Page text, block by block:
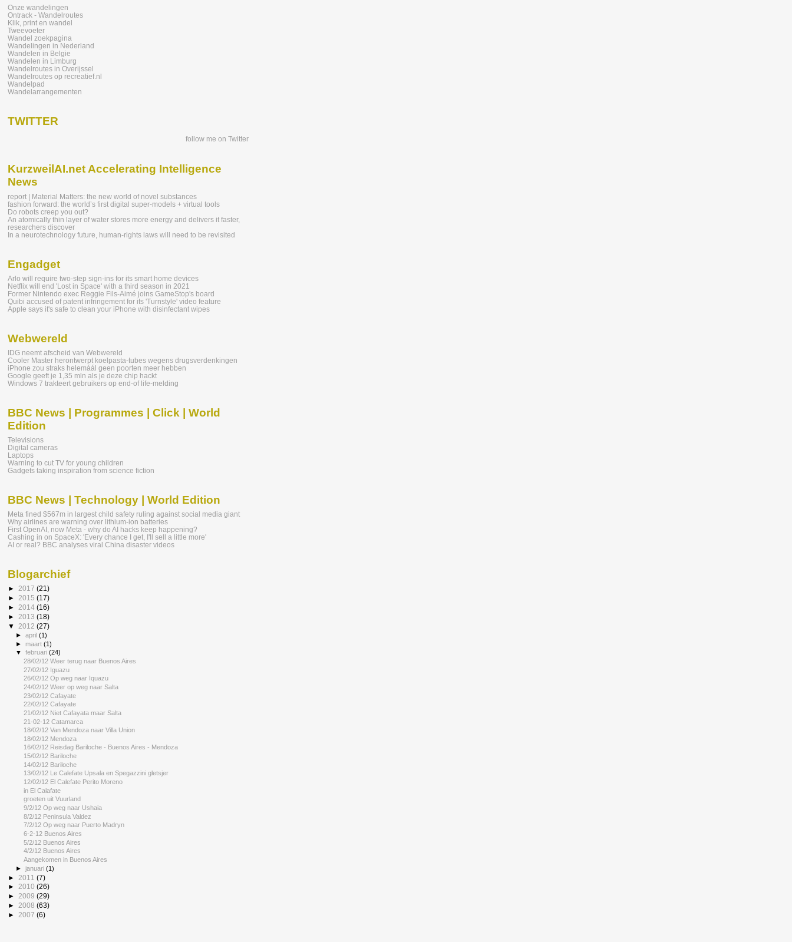
Onze wandelingen
Ontrack - Wandelroutes
Klik, print en wandel
Tweevoeter
Wandel zoekpagina
Wandelingen in Nederland
Wandelen in Belgie
Wandelen in Limburg
Wandelroutes in Overijssel
Wandelroutes op recreatief.nl
Wandelpad
Wandelarrangementen
TWITTER
follow me on Twitter
KurzweilAI.net Accelerating Intelligence
News
report | Material Matters: the new world of novel substances
fashion forward: the world’s first digital super-models + virtual tools
Do robots creep you out?
An atomically thin layer of water stores more energy and delivers it faster,
researchers discover
In a neurotechnology future, human-rights laws will need to be revisited
Engadget
Arlo will require two-step sign-ins for its smart home devices
Netflix will end 'Lost in Space' with a third season in 2021
Former Nintendo exec Reggie Fils-Aimé joins GameStop's board
Quibi accused of patent infringement for its 'Turnstyle' video feature
Apple says it's safe to clean your iPhone with disinfectant wipes
Webwereld
IDG neemt afscheid van Webwereld
Cooler Master herontwerpt koelpasta-tubes wegens drugsverdenkingen
iPhone zou straks helemáál geen poorten meer hebben
Google geeft je 1,35 mln als je deze chip hackt
Windows 7 trakteert gebruikers op end-of life-melding
BBC News | Programmes | Click | World
Edition
Televisions
Digital cameras
Laptops
Warning to cut TV for young children
Gadgets taking inspiration from science fiction
BBC News | Technology | World Edition
Meta fined $567m in largest child safety ruling against social media giant
Why airlines are warning over lithium-ion batteries
First OpenAI, now Meta - why do AI hacks keep happening?
Cashing in on SpaceX: 'Every chance I get, I'll sell a little more'
AI or real? BBC analyses viral China disaster videos
Blogarchief
► 2017 (21)
► 2015 (17)
► 2014 (16)
► 2013 (18)
▼ 2012 (27)
►april(1)
► maart(1)
▼februari(24)
28/02/12 Weer terug naar Buenos Aires
27/02/12 Iguazu
26/02/12 Op weg naar Iquazu
24/02/12 Weer op weg naar Salta
23/02/12 Cafayate
22/02/12 Cafayate
21/02/12 Niet Cafayata maar Salta
21-02-12 Catamarca
18/02/12 Van Mendoza naar Villa Union
18/02/12 Mendoza
16/02/12 Reisdag Bariloche - Buenos Aires - Mendoza
15/02/12 Bariloche
14/02/12 Bariloche
13/02/12 Le Calefate Upsala en Spegazzini gletsjer
12/02/12 El Calefate Perito Moreno
in El Calafate
groeten uit Vuurland
9/2/12 Op weg naar Ushaia
8/2/12 Peninsula Valdez
7/2/12 Op weg naar Puerto Madryn
6-2-12 Buenos Aires
5/2/12 Buenos Aires
4/2/12 Buenos Aires
Aangekomen in Buenos Aires
►januari(1)
► 2011 (7)
► 2010 (26)
► 2009 (29)
► 2008 (63)
► 2007 (6)